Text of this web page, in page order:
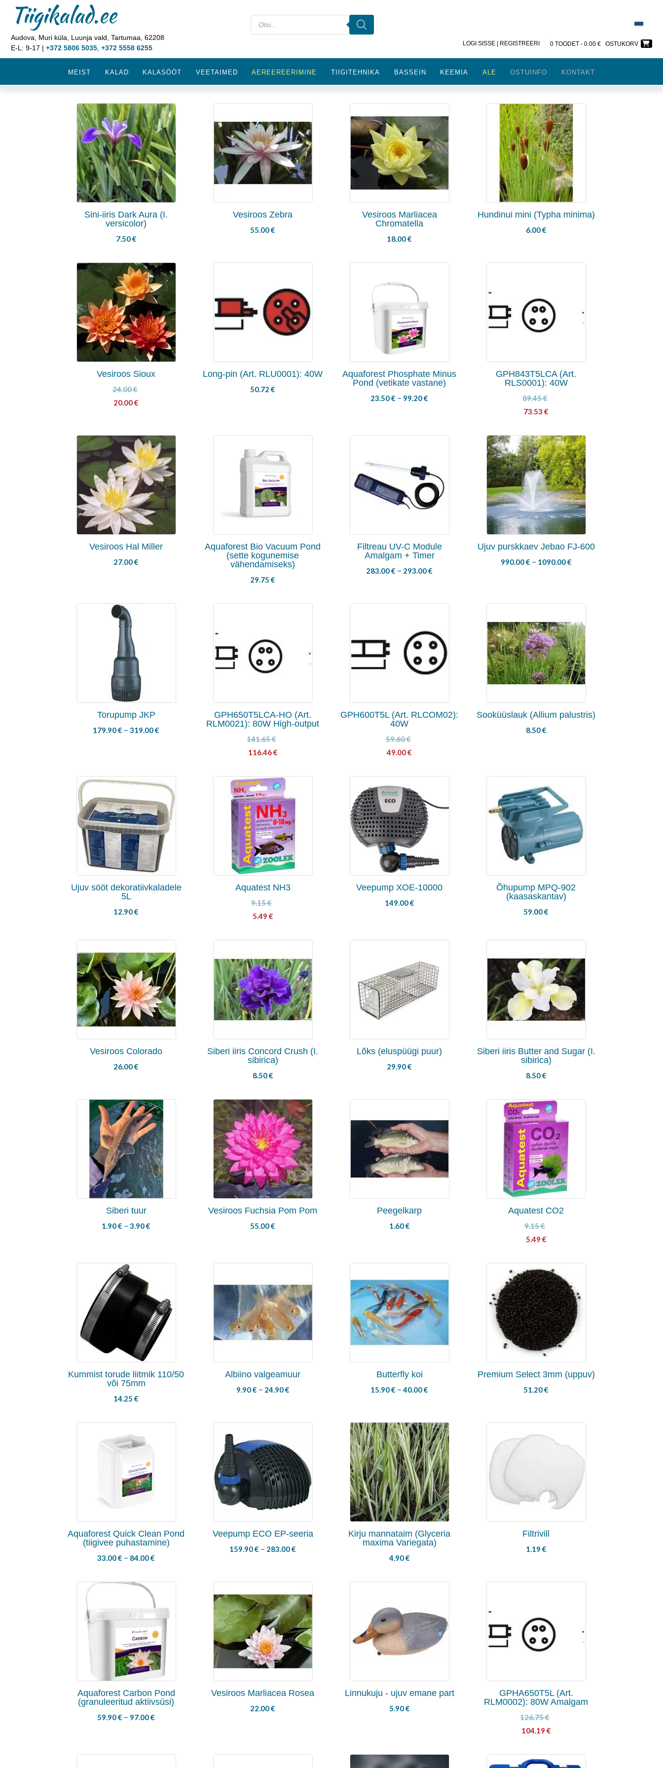
Tiigikalad.ee
Audova, Muri küla, Luunja vald, Tartumaa, 62208
E-L: 9-17 | +372 5806 5035 +372 5558 6255
LOGI SISSE | REGISTREERI 0 TOODET - 0.00 € OSTUKORV
MEIST KALAD KALASÖÖT VEETAIMED AEREEREERIMINE TIIGITEHNIKA BASSEIN KEEMIA ALE OSTUINFO KONTAKT
Sini-iiris Dark Aura (I.
versicolor)
7.50€
Vesiroos Zebra
55.00€
Vesiroos Marliacea
Chromatella
18.00€
Hundinui mini (Typha minima)
6.00€
Vesiroos Sioux
24.00€
20.00€
Long-pin (Art. RLU0001): 40W
50.72€
Aquaforest Phosphate Minus
Pond (vetikate vastane)
23.50€ – 99.20€
GPH843T5LCA (Art.
RLS0001): 40W
89.45€
73.53€
Vesiroos Hal Miller
27.00€
Aquaforest Bio Vacuum Pond
(sette kogunemise
vähendamiseks)
29.75€
Filtreau UV-C Module
Amalgam + Timer
283.00€ – 293.00€
Ujuv purskkaev Jebao FJ-600
990.00€ – 1090.00€
Torupump JKP
179.90€ – 319.00€
GPH650T5LCA-HO (Art.
RLM0021): 80W High-output
141.65€
116.46€
GPH600T5L (Art. RLCOM02):
40W
59.60€
49.00€
Sooküüslauk (Allium palustris)
8.50€
Ujuv sööt dekoratiivkaladele
5L
12.90€
Aquatest NH3
9.15€
5.49 €
Veepump XOE-10000
149.00€
Õhupump MPQ-902
(kaasaskantav)
59.00€
Vesiroos Colorado
26.00€
Siberi iiris Concord Crush (I.
sibirica)
8.50€
Lõks (eluspüügi puur)
29.90€
Siberi iiris Butter and Sugar (I.
sibirica)
8.50€
Siberi tuur
1.90€ – 3.90€
Vesiroos Fuchsia Pom Pom
55.00€
Peegelkarp
1.60€
Aquatest CO2
9.15€
5.49 €
Kummist torude liitmik 110/50
või 75mm
14.25€
Albiino valgeamuur
9.90€ – 24.90€
Butterfly koi
15.90€ – 40.00€
Premium Select 3mm (uppuv)
51.20€
Aquaforest Quick Clean Pond
(tiigivee puhastamine)
33.00€ – 84.00€
Veepump ECO EP-seeria
159.90€ – 283.00€
Kirju mannataim (Glyceria
maxima Variegata)
4.90€
Filtrivill
1.19 €
Aquaforest Carbon Pond
(granuleeritud aktiivsüsi)
59.90€ – 97.00€
Vesiroos Marliacea Rosea
22.00€
Linnukuju - ujuv emane part
5.90€
GPHA650T5L (Art.
RLM0002): 80W Amalgam
126.75€
104.19 €